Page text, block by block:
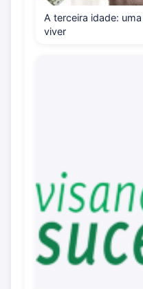
A terceira idade:
viver